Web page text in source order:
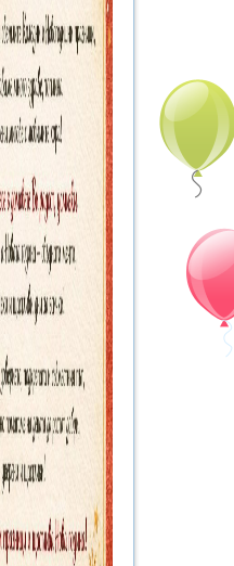
2026/2027
–